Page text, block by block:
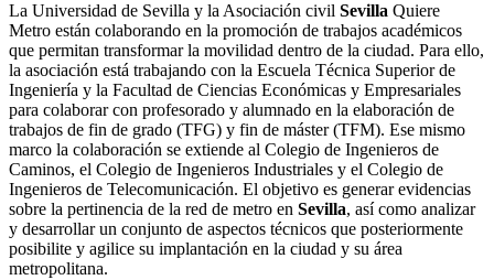
La Universidad de Sevilla y la Asociación civil Sevilla Quiere
Metro están colaborando en la promoción de trabajos académicos
que permitan transformar la movilidad dentro de la ciudad. Para ello,
la asociación está trabajando con la Escuela Técnica Superior de
Ingeniería y la Facultad de Ciencias Económicas y Empresariales
para colaborar con profesorado y alumnado en la elaboración de
trabajos de fin de grado (TFG) y fin de máster (TFM). Ese mismo
marco la colaboración se extiende al Colegio de Ingenieros de
Caminos, el Colegio de Ingenieros Industriales y el Colegio de
Ingenieros de Telecomunicación. El objetivo es generar evidencias
sobre la pertinencia de la red de metro en Sevilla, así como analizar
y desarrollar un conjunto de aspectos técnicos que posteriormente
posibilite y agilice su implantación en la ciudad y su área
metropolitana.